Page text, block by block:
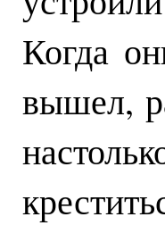
Когда
вышел,